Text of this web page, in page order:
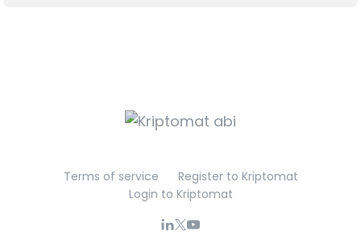
Terms of service
Register to Kriptomat
Login to Kriptomat